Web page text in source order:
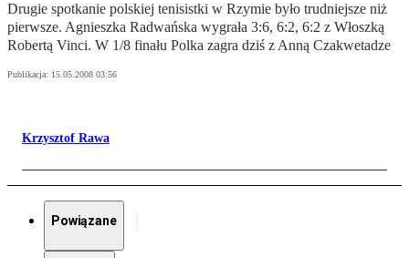
Drugie spotkanie polskiej tenisistki w Rzymie było trudniejsze niż
pierwsze. Agnieszka Radwańska wygrała 3:6, 6:2, 6:2 z Włoszką
Robertą Vinci. W 1/8 finału Polka zagra dziś z Anną Czakwetadze
Publikacja: 15.05.2008 03:56
Krzysztof Rawa
Powiązane